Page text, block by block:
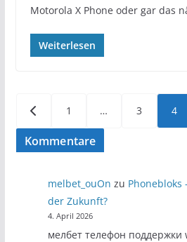
Motorola X Phone oder gar das
Weiterlesen
der
1 … 3 4
Kommentare
melbet_ouOn zu Phonebloks
der Zukunft?
4. April 2026
мелбет телефон